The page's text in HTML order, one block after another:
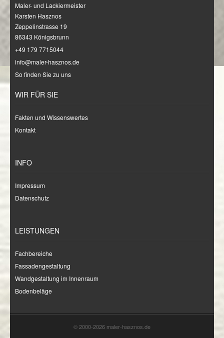
Maler- und Lackiermeister
Karsten Hasznos
Zeppelinstrasse 19
86343 Königsbrunn
+49 179 7715044
info@maler-hasznos.de
So finden Sie zu uns
WIR FÜR SIE
Fakten und Wissenswertes
Kontakt
INFO
Impressum
Datenschutz
LEISTUNGEN
Fachbereiche
Fassadengestaltung
Wandgestaltung im Innenraum
Bodenbeläge
© 2000-2026 maler-hasznos.de